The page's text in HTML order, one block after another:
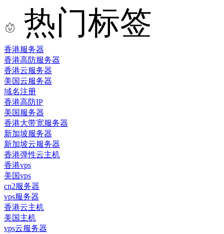
热门标签
香港服务器
香港高防服务器
香港云服务器
美国云服务器
域名注册
香港高防IP
美国服务器
香港大带宽服务器
新加坡服务器
新加坡云服务器
香港弹性云主机
香港vps
美国vps
cn2服务器
vps服务器
香港云主机
美国主机
vps云服务器